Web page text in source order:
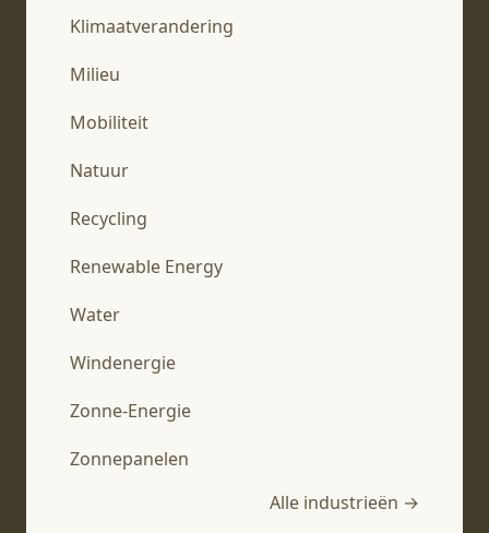
Klimaatverandering
Milieu
Mobiliteit
Natuur
Recycling
Renewable Energy
Water
Windenergie
Zonne-Energie
Zonnepanelen
Alle industrieën →